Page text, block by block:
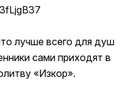
лучше всего для душ
сами приходят в
«Изкор».